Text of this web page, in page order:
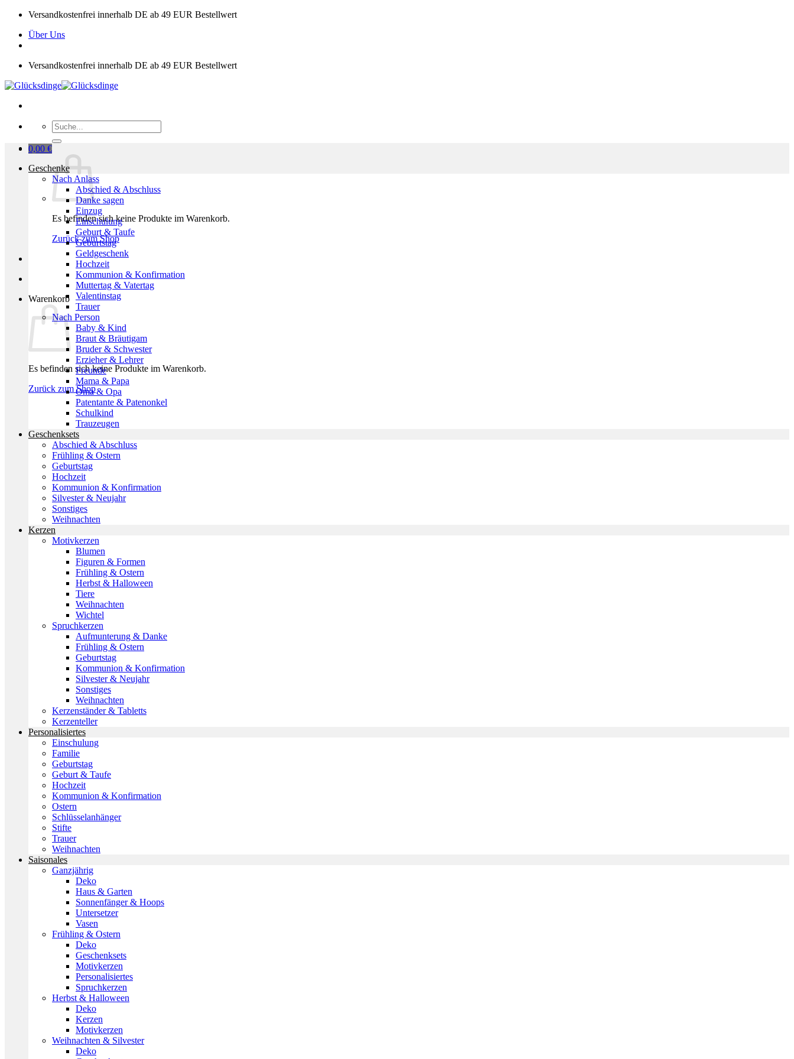
Zum
springen
Versandkostenfrei innerhalb DE ab 49 EUR Bestellwert
Über Uns
Versandkostenfrei innerhalb DE ab 49 EUR Bestellwert
Suchen
nach:
0,00 €
Es befinden sich keine Produkte im Warenkorb.
Zurück zum Shop
Warenkorb
Es befinden sich keine Produkte im Warenkorb.
Zurück zum Shop
Geschenke
Nach Anlass
Abschied & Abschluss
Danke sagen
Einzug
Einschulung
Geburt & Taufe
Geburtstag
Geldgeschenk
Hochzeit
Kommunion & Konfirmation
Muttertag & Vatertag
Valentinstag
Trauer
Nach Person
Baby & Kind
Braut & Bräutigam
Bruder & Schwester
Erzieher & Lehrer
Freunde
Mama & Papa
Oma & Opa
Patentante & Patenonkel
Schulkind
Trauzeugen
Geschenksets
Abschied & Abschluss
Frühling & Ostern
Geburtstag
Hochzeit
Kommunion & Konfirmation
Silvester & Neujahr
Sonstiges
Weihnachten
Kerzen
Motivkerzen
Blumen
Figuren & Formen
Frühling & Ostern
Herbst & Halloween
Tiere
Weihnachten
Wichtel
Spruchkerzen
Aufmunterung & Danke
Frühling & Ostern
Geburtstag
Kommunion & Konfirmation
Silvester & Neujahr
Sonstiges
Weihnachten
Kerzenständer & Tabletts
Kerzenteller
Personalisiertes
Einschulung
Familie
Geburtstag
Geburt & Taufe
Hochzeit
Kommunion & Konfirmation
Ostern
Schlüsselanhänger
Stifte
Trauer
Weihnachten
Saisonales
Ganzjährig
Deko
Haus & Garten
Sonnenfänger & Hoops
Untersetzer
Vasen
Frühling & Ostern
Deko
Geschenksets
Motivkerzen
Personalisiertes
Spruchkerzen
Herbst & Halloween
Deko
Kerzen
Motivkerzen
Weihnachten & Silvester
Deko